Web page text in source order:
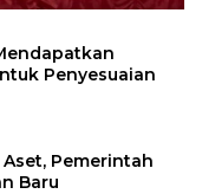
Penyesuaian
Pemerintah
Baru